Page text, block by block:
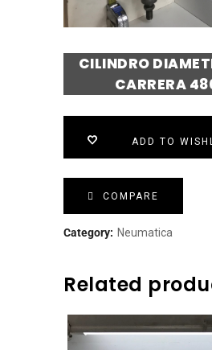
CILINDRO
CARRERA
ADD TO
COMPARE
Category: Neumatica
Related